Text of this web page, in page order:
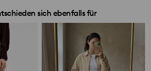
sich ebenfalls für